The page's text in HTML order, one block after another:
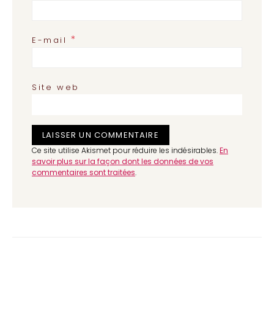
E-mail*
Site web
Ce site utilise Akismet pour réduire les indésirables.En
savoir plus sur la façon dont les données de vos
commentaires sont traitées.